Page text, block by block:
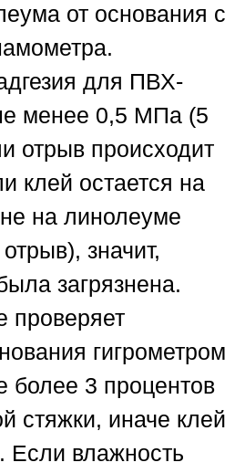
от основания с
для ПВХ-
менее 0,5 МПа (5
отрыв происходит
клей остается на
на линолеуме
значит,
загрязнена.
проверяет
гигрометром
более 3 процентов
стяжки, иначе клей
Если влажность